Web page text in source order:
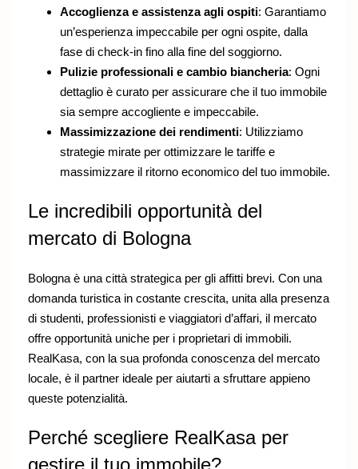
Accoglienza e assistenza agli ospiti: Garantiamo
un’esperienza impeccabile per ogni ospite, dalla
fase di check-in fino alla fine del soggiorno.
Pulizie professionali e cambio biancheria: Ogni
dettaglio è curato per assicurare che il tuo immobile
sia sempre accogliente e impeccabile.
Massimizzazione dei rendimenti: Utilizziamo
strategie mirate per ottimizzare le tariffe e
massimizzare il ritorno economico del tuo immobile.
Le incredibili opportunità del
mercato di Bologna
Bologna è una città strategica per gli affitti brevi. Con una
domanda turistica in costante crescita, unita alla presenza
di studenti, professionisti e viaggiatori d’affari, il mercato
offre opportunità uniche per i proprietari di immobili.
RealKasa, con la sua profonda conoscenza del mercato
locale, è il partner ideale per aiutarti a sfruttare appieno
queste potenzialità.
Perché scegliere RealKasa per